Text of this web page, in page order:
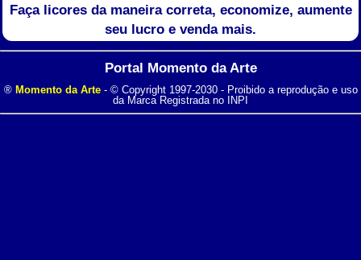
Faça licores da maneira correta, economize, aumente
seu lucro e venda mais.
Portal Momento da Arte
® Momento da Arte- © Copyright 1997-2030 - Proibido a reprodução e uso
da Marca Registrada no INPI